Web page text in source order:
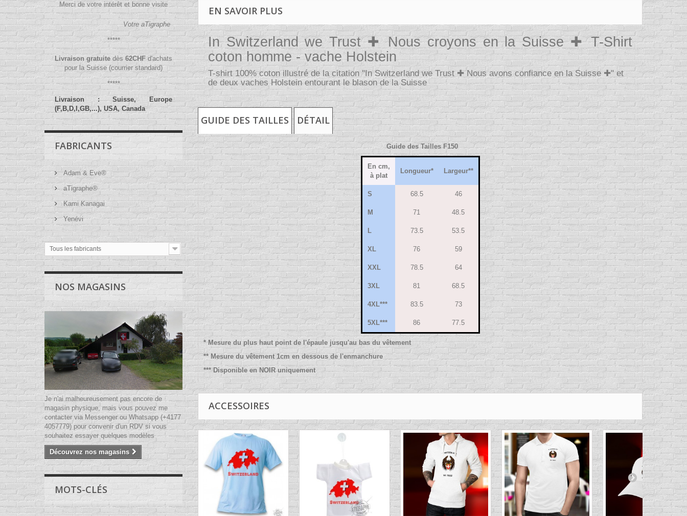
Merci de votre intérêt et bonne visite
Votre aTigraphe
*****
Livraison gratuitedès 62CHF d'achats
pour la Suisse (courrier standard)
*****
Livraison : Suisse, Europe
(F,B,D,I,GB,...), USA, Canada
FABRICANTS
Adam & Eve®
aTigraphe®
Kami Kanagai
Yenévi
Tous les fabricants
NOS MAGASINS
Je n'ai malheureusement pas encore de
magasin physique, mais vous pouvez me
contacter via Messenger ou Whatsapp (+4177
4057779) pour convenir d'un RDV si vous
souhaitez essayer quelques modèles
Découvrez nos magasins
MOTS-CLÉS
EN SAVOIR PLUS
In Switzerland we Trust ✚ Nous croyons en la Suisse ✚ T-Shirt
coton homme - vache Holstein
T-shirt 100% coton illustré de la citation "In Switzerland we Trust ✚ Nous avons confiance en la Suisse ✚" et
de deux vaches Holstein entourant le blason de la Suisse
GUIDE DES TAILLES DÉTAIL
Guide des Tailles F150
En cm,
à plat
Longueur* Largeur**
S 68.5 46
M 71 48.5
L 73.5 53.5
XL 76 59
XXL 78.5 64
3XL 81 68.5
4XL*** 83.5 73
5XL*** 86 77.5
* Mesure du plus haut point de l'épaule jusqu'au bas du vêtement
** Mesure du vêtement 1cm en dessous de l'enmanchure
*** Disponible en NOIR uniquement
ACCESSOIRES